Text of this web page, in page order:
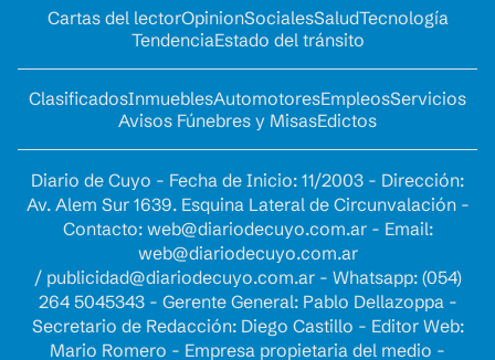
Cartas del lectorOpinionSocialesSaludTecnología
TendenciaEstado del tránsito
ClasificadosInmueblesAutomotoresEmpleosServicios
Avisos Fúnebres y MisasEdictos
Diario de Cuyo - Fecha de Inicio: 11/2003 - Dirección:
Av. Alem Sur 1639. Esquina Lateral de Circunvalación -
Contacto: web@diariodecuyo.com.ar- Email:
web@diariodecuyo.com.ar
/ publicidad@diariodecuyo.com.ar- Whatsapp: (054)
264 5045343 - Gerente General: Pablo Dellazoppa -
Secretario de Redacción: Diego Castillo - Editor Web:
Mario Romero - Empresa propietaria del medio -